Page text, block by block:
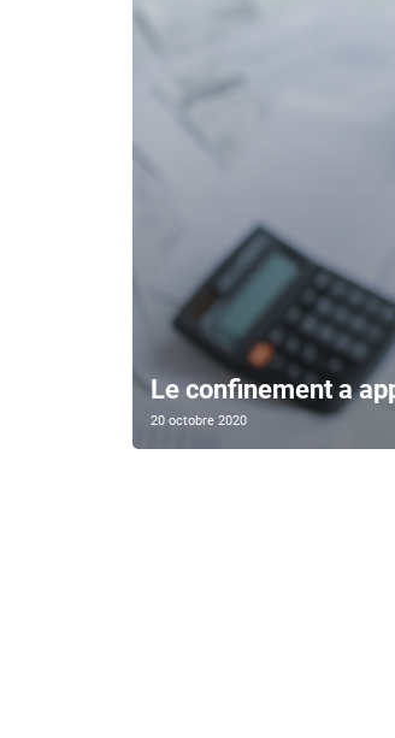
Le confinement a
20 octobre 2020